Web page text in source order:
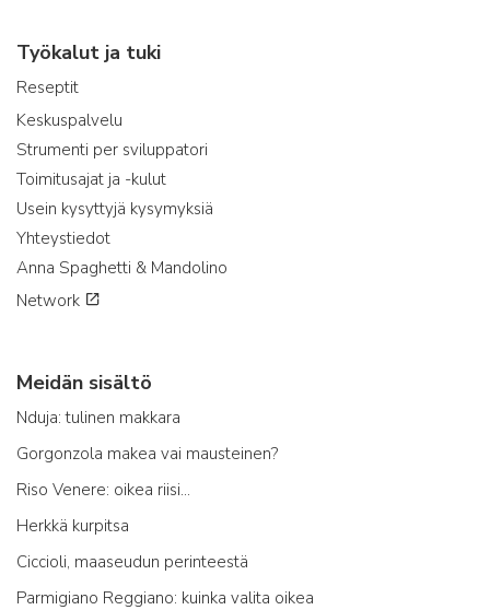
Työkalut ja tuki
Reseptit
Keskuspalvelu
Strumenti per sviluppatori
Toimitusajat ja -kulut
Usein kysyttyjä kysymyksiä
Yhteystiedot
Anna Spaghetti & Mandolino
Network
Meidän sisältö
Nduja: tulinen makkara
Gorgonzola makea vai mausteinen?
Riso Venere: oikea riisi...
Herkkä kurpitsa
Ciccioli, maaseudun perinteestä
Parmigiano Reggiano: kuinka valita oikea